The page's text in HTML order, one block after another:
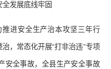
全发展底线牢固
推进安全生产治本攻坚三年行
，常态化开展“打非治违”专项
安全事故，全县生产安全事故